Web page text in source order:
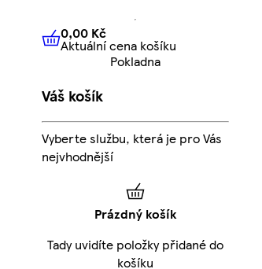
0,00 KčAktuální cena košíku
0,00 Kč
Aktuální cena košíku
Pokladna
Váš košík
Vyberte službu, která je pro Vás
nejvhodnější
Prázdný košík
Tady uvidíte položky přidané do
košíku